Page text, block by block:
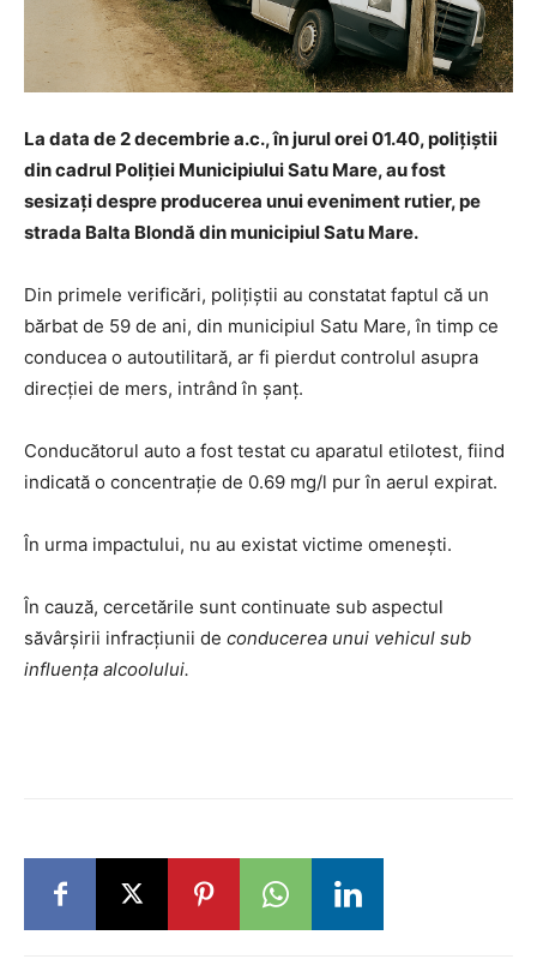
La data de 2 decembrie a.c., în jurul orei 01.40, polițiștii
din cadrul Poliției Municipiului Satu Mare, au fost
sesizați despre producerea unui eveniment rutier, pe
strada Balta Blondă din municipiul Satu Mare.
Din primele verificări, polițiștii au constatat faptul că un
bărbat de 59 de ani, din municipiul Satu Mare, în timp ce
conducea o autoutilitară, ar fi pierdut controlul asupra
direcției de mers, intrând în șanț.
Conducătorul auto a fost testat cu aparatul etilotest, fiind
indicată o concentrație de 0.69 mg/l pur în aerul expirat.
În urma impactului, nu au existat victime omenești.
În cauză, cercetările sunt continuate sub aspectul
săvârșirii infracțiunii de conducerea unui vehicul sub
influența alcoolului.